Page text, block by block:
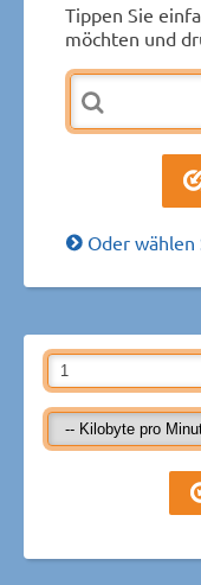
Tippen Sie
möchten und
Oder wählen